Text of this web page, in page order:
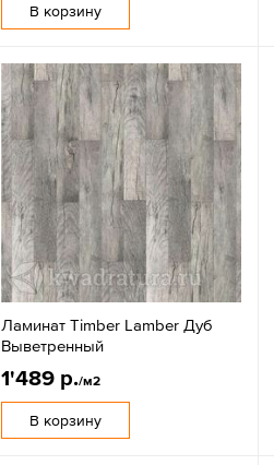
В корзину
Ламинат Timber Lamber Дуб
Выветренный
1'489 р./м2
В корзину